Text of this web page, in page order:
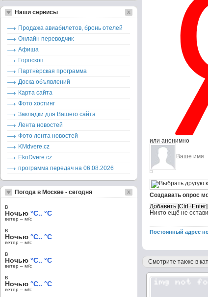
или анонимно
Создавать опрос
Никто ещё не
Постоянный адрес
Смотрите также в
Наши сервисы
Продажа авиабилетов, бронь отелей
Онлайн переводчик
Афиша
Гороскоп
Партнёрская программа
Доска объявлений
Карта сайта
Фото хостинг
Закладки для Вашего сайта
Лента новостей
Фото лента новостей
KMdvere.cz
EkoDvere.cz
программа передач на 06.08.2026
Погода в Москве - сегодня
в
Ночью °C.. °C
ветер – м/c
в
Ночью °C.. °C
ветер – м/c
в
Ночью °C.. °C
ветер – м/c
в
Ночью °C.. °C
ветер – м/c